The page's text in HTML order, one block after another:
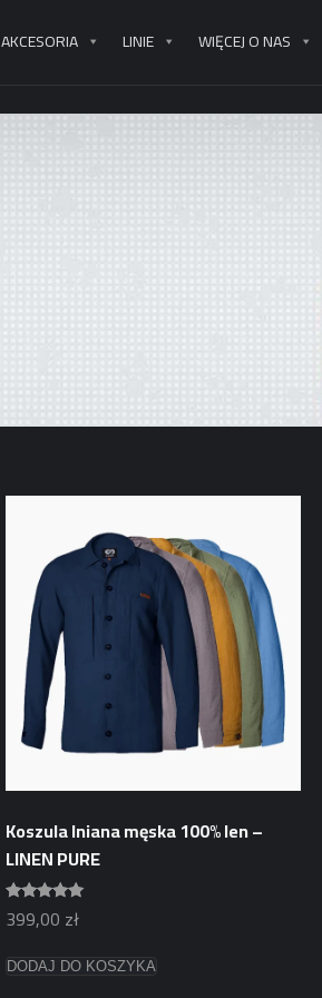
AKCESORIA LINIE WIĘCEJ O NAS
Koszula lniana męska 100% len –
LINEN PURE
Oceniono
5.00
399,00 zł
Ten
produkt
DODAJ DO KOSZYKA